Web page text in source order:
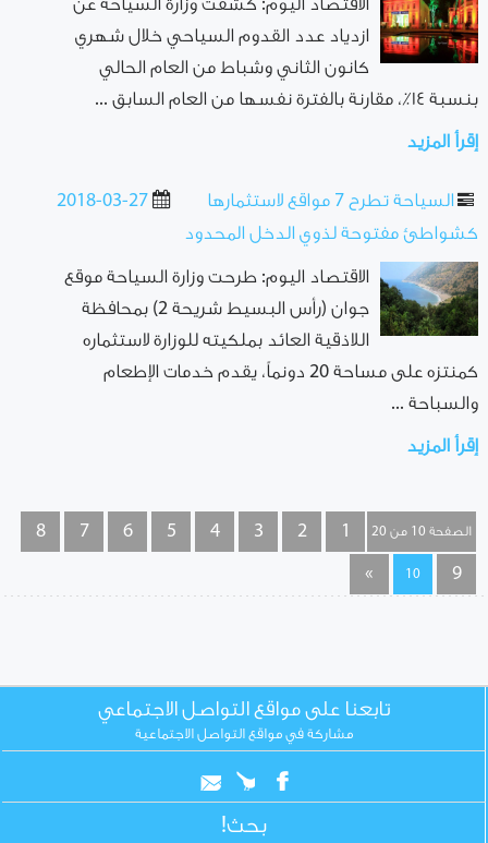
الاقتصاد اليوم: كشفت وزارة السياحة عن
ازدياد عدد القدوم السياحي خلال شهري
كانون الثاني وشباط من العام الحالي
بنسبة ١٤٪‏، مقارنة بالفترة نفسها من العام السابق ...
إقرأ المزيد
2018-03-27
السياحة تطرح 7 مواقع لاستثمارها
كشواطئ مفتوحة لذوي الدخل المحدود
الاقتصاد اليوم: طرحت وزارة السياحة موقع
جوان (رأس البسيط شريحة 2) بمحافظة
اللاذقية العائد بملكيته للوزارة لاستثماره
كمنتزه على مساحة 20 دونماً، يقدم خدمات الإطعام
والسباحة ...
إقرأ المزيد
الصفحة 10 من 20 1
2
3
4
5
6
7
8
9
10
»
تابعنا على مواقع التواصل الاجتماعي
مشاركة في مواقع التواصل الاجتماعية
بحث!